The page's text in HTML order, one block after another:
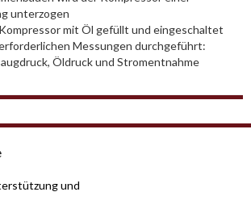
unterzogen
mit Öl gefüllt und eingeschaltet
Messungen durchgeführt:
Öldruck und Stromentnahme
und